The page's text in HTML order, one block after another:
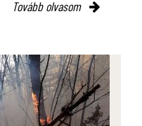
Tovább olvasom